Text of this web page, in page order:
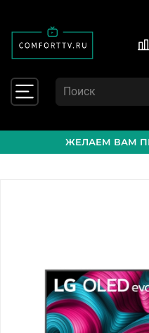
ЖЕЛАЕМ ВАМ